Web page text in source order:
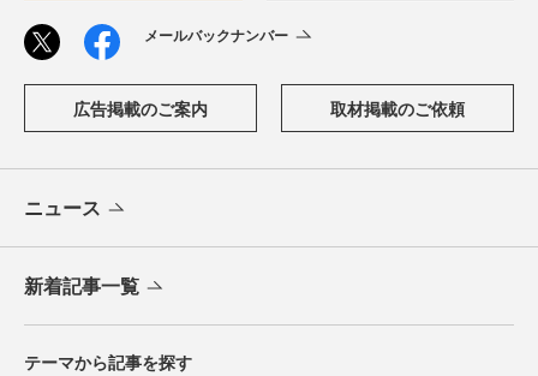
メールバックナンバー
広告掲載のご案内 取材掲載のご依頼
ニュース
新着記事一覧
テーマから記事を探す